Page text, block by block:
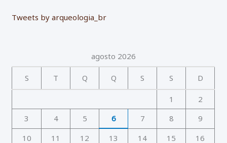
Tweets by arqueologia_br
agosto 2026
S T Q Q S S D
1
2
3
4 5 6 7 8
9
10
11 12 13 14 15
16